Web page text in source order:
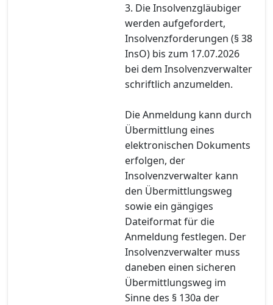
3. Die Insolvenzgläubiger
werden aufgefordert,
Insolvenzforderungen (§ 38
InsO) bis zum 17.07.2026
bei dem Insolvenzverwalter
schriftlich anzumelden.
Die Anmeldung kann durch
Übermittlung eines
elektronischen Dokuments
erfolgen, der
Insolvenzverwalter kann
den Übermittlungsweg
sowie ein gängiges
Dateiformat für die
Anmeldung festlegen. Der
Insolvenzverwalter muss
daneben einen sicheren
Übermittlungsweg im
Sinne des § 130a der